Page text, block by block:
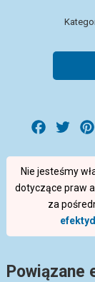
Facebook
Nie jesteśmy
dotyczące praw
za
Powiązane